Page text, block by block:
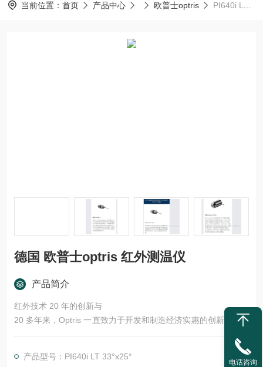
当前位置： 首页 产品中心 欧普士optris PI640i LT 33°x25°德国 欧普士optris 红外测温仪
德国 欧普士optris 红外测温仪
产品简介
红外技术 20 年的创新与
20 多年来，Optris 一直致力于开发和制造经济实惠的创新型红外
测量设备，用于非接触式温度测量，包括红外热像仪以及用于区
产品型号：PI640i LT 33°x25°
电话咨询